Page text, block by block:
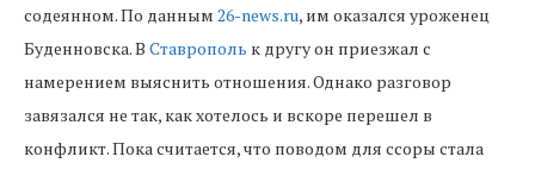
содеянном. По данным 26-news.ru, им оказался уроженец
Буденновска. В Ставрополь к другу он приезжал с
намерением выяснить отношения. Однако разговор
завязался не так, как хотелось и вскоре перешел в
конфликт. Пока считается, что поводом для ссоры стала